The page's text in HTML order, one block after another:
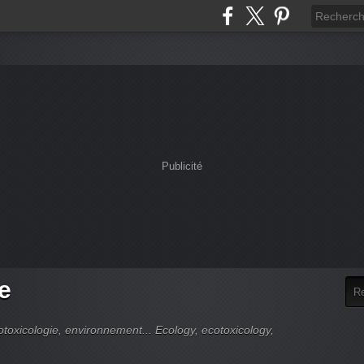
Publicité
environnement... Ecology, ecotoxicology,